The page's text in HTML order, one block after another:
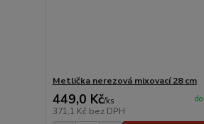
Metlička nerezová mixovací 28 cm
449,0 Kč/ks
371,1 Kč bez DPH